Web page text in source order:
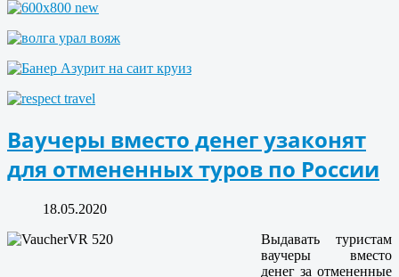
Ваучеры вместо денег узаконят
для отмененных туров по России
18.05.2020
Выдавать туристам
ваучеры вместо
денег за отмененные